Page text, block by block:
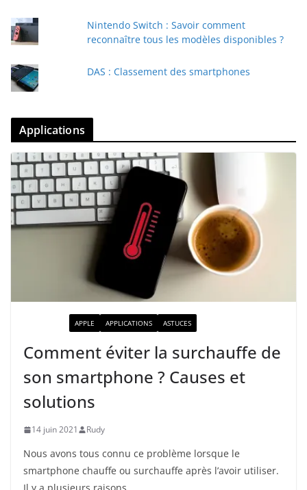
Nintendo Switch : Savoir comment
reconnaître tous les modèles disponibles ?
DAS : Classement des smartphones
Applications
APPLE APPLICATIONS ASTUCES
Comment éviter la surchauffe de
son smartphone ? Causes et
solutions
14 juin 2021 Rudy
Nous avons tous connu ce problème lorsque le
smartphone chauffe ou surchauffe après l’avoir utiliser.